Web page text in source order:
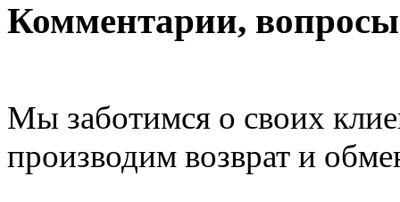
Комментарии,
Мы заботимся о своих
производим возврат и